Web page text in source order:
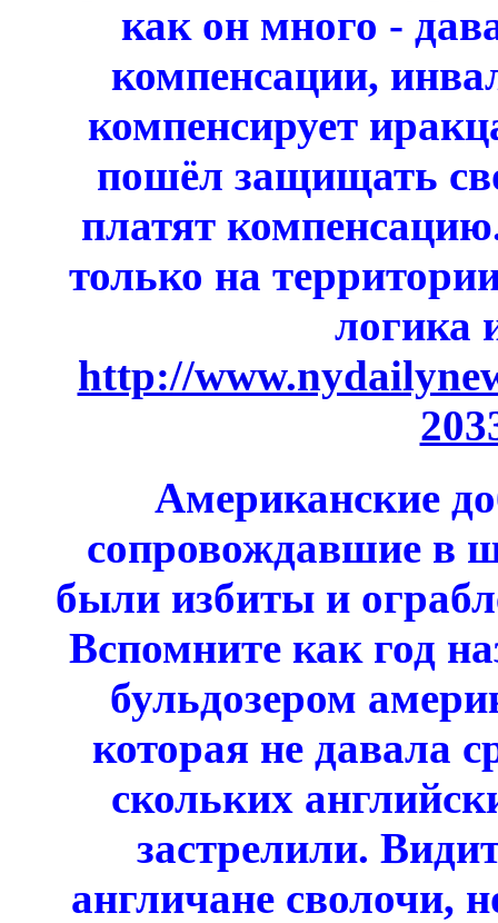
как он много -
компенсации,
компенсирует
пошёл защищать
платят
только на
логика
http://
Американские
сопровождавшие в
были избиты и
Вспомните как год
бульдозером
которая не давала
скольких
застрелили.
англичане сволочи,